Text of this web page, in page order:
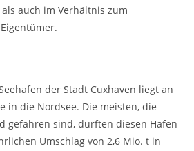
auch im Verhältnis zum
der Stadt Cuxhaven liegt an
in die Nordsee. Die meisten, die
gefahren sind, dürften diesen Hafen
Umschlag von 2,6 Mio. t in